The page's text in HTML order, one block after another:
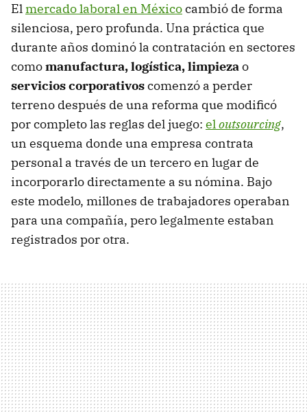
Elmercado laboral en Méxicocambió de forma
silenciosa, pero profunda. Una práctica que
durante años dominó la contratación en sectores
comomanufactura, logística, limpiezao
servicios corporativoscomenzó a perder
terreno después de una reforma que modificó
por completo las reglas del juego: eloutsourcing,
un esquema donde una empresa contrata
personal a través de un tercero en lugar de
incorporarlo directamente a su nómina. Bajo
este modelo, millones de trabajadores operaban
para una compañía, pero legalmente estaban
registrados por otra.